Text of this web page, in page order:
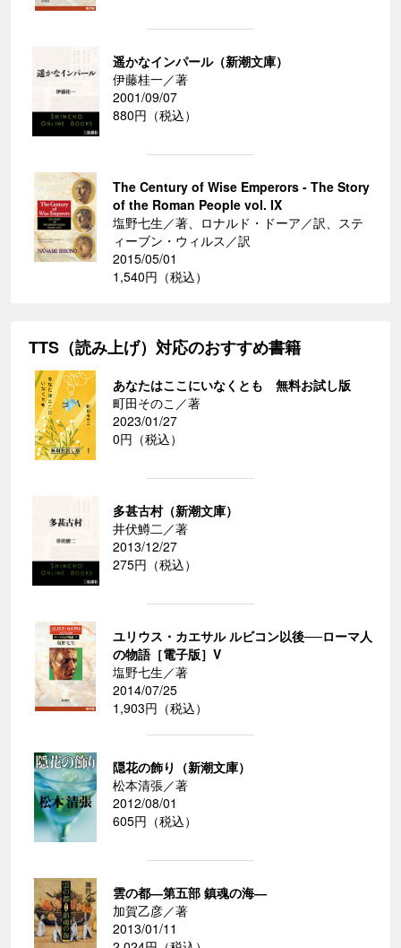
遥かなインパール（新潮文庫）
伊藤桂一／著
2001/09/07
880円（税込）
The Century of Wise Emperors - The Story
of the Roman People vol. IX
塩野七生／著、ロナルド・ドーア／訳、ステ
ィーブン・ウィルス／訳
2015/05/01
1,540円（税込）
TTS（読み上げ）対応のおすすめ書籍
あなたはここにいなくとも 無料お試し版
町田そのこ／著
2023/01/27
0円（税込）
多甚古村（新潮文庫）
井伏鱒二／著
2013/12/27
275円（税込）
ユリウス・カエサル ルビコン以後──ローマ人
の物語［電子版］V
塩野七生／著
2014/07/25
1,903円（税込）
隠花の飾り（新潮文庫）
松本清張／著
2012/08/01
605円（税込）
雲の都―第五部 鎮魂の海―
加賀乙彦／著
2013/01/11